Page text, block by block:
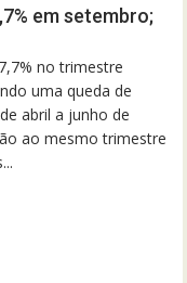
em setembro;
no trimestre
uma queda de
abril a junho de
ao mesmo trimestre